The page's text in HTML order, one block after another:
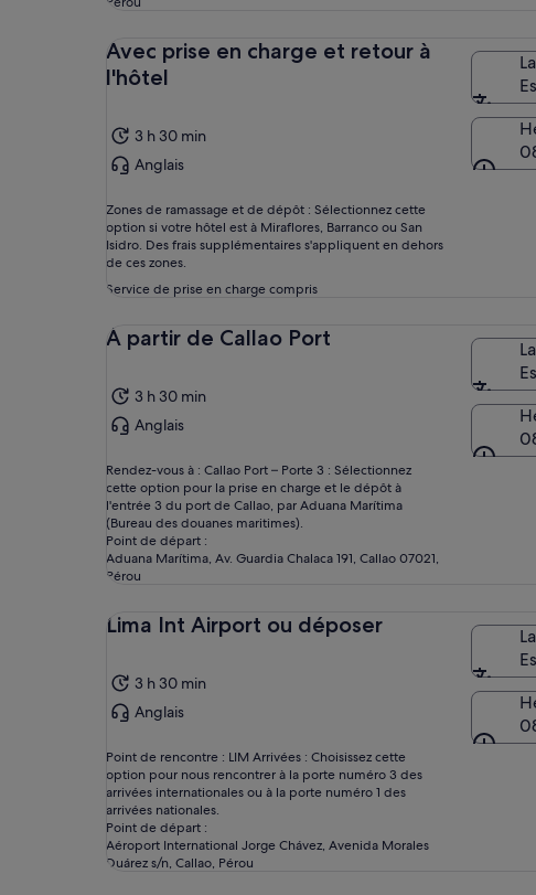
Avec prise en charge et retour à
l'hôtel
3 h 30 min
Anglais
Zones de ramassage et de dépôt : Sélectionnez cette
option si votre hôtel est à Miraflores, Barranco ou San
Isidro. Des frais supplémentaires s'appliquent en dehors
de ces zones.
Service de prise en charge compris
À partir de Callao Port
3 h 30 min
Anglais
Rendez-vous à : Callao Port – Porte 3 : Sélectionnez
cette option pour la prise en charge et le dépôt à
l'entrée 3 du port de Callao, par Aduana Marítima
(Bureau des douanes maritimes).
Point de départ :
Aduana Marítima, Av. Guardia Chalaca 191, Callao 07021,
Pérou
Lima Int Airport ou déposer
3 h 30 min
Anglais
Point de rencontre : LIM Arrivées : Choisissez cette
option pour nous rencontrer à la porte numéro 3 des
arrivées internationales ou à la porte numéro 1 des
arrivées nationales.
Point de départ :
Aéroport International Jorge Chávez, Avenida Morales
Duárez s/n, Callao, Pérou